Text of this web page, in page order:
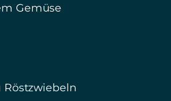
Gemüse
Röstzwiebeln